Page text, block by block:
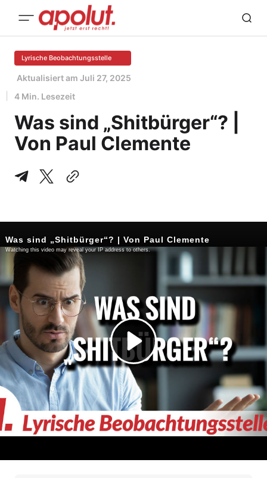
Lyrische Beobachtungsstelle
Aktualisiert am Juli 27, 2025
4 Min. Lesezeit
Was sind „Shitbürger“? |
Von Paul Clemente